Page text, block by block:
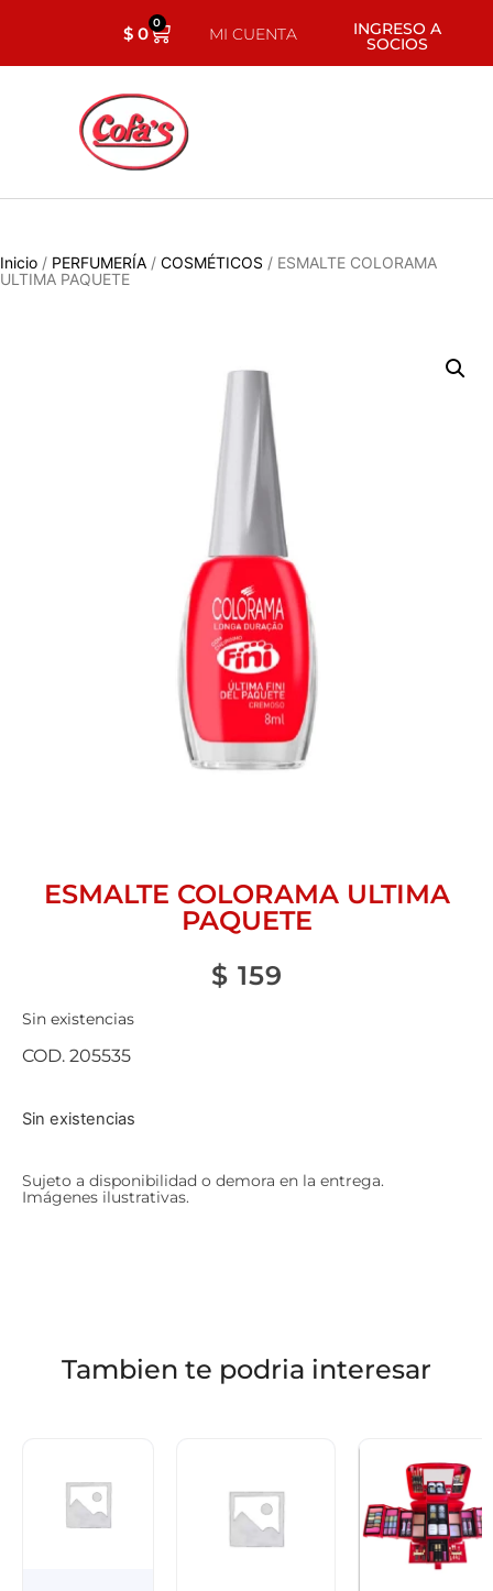
$0 0
MI CUENTA INGRESO A
SOCIOS
Inicio / PERFUMERÍA / COSMÉTICOS / ESMALTE COLORAMA
ULTIMA PAQUETE
ESMALTE COLORAMA ULTIMA
PAQUETE
$ 159
Sin existencias
COD. 205535
Sin existencias
Sujeto a disponibilidad o demora en la entrega.
Imágenes ilustrativas.
Tambien te podria interesar